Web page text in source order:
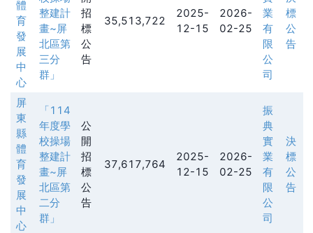
體
育
發
展
中
心
整建計
畫~屏
北區第
三分
群」
招
標
公
告
35,513,722
2025-
12-15
2026-
02-25
業
有
限
公
司
標
公
告
屏
東
縣
體
育
發
展
中
心
「114
年度學
校操場
整建計
畫~屏
北區第
二分
群」
公
開
招
標
公
告
37,617,764
2025-
12-15
2026-
02-25
振
典
實
業
有
限
公
司
決
標
公
告